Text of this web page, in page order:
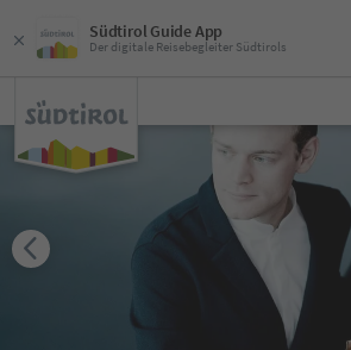
Südtirol Guide App
Der digitale Reisebegleiter Südtirols